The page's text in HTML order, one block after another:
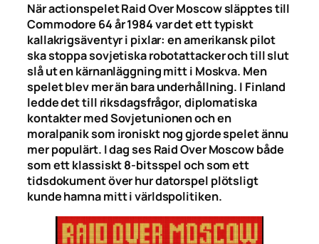
När action­spelet Raid Over Moscow släpptes till
Commodore 64 år 1984 var det ett typiskt
kallakrigsäventyr i pixlar: en amerikansk pilot
ska stoppa sovjetiska robotattacker och till slut
slå ut en kärnanläggning mitt i Moskva. Men
spelet blev mer än bara underhållning. I Finland
ledde det till riksdagsfrågor, diplomatiska
kontakter med Sovjetunionen och en
moralpanik som ironiskt nog gjorde spelet ännu
mer populärt. I dag ses Raid Over Moscow både
som ett klassiskt 8-bitsspel och som ett
tidsdokument över hur datorspel plötsligt
kunde hamna mitt i världspolitiken.